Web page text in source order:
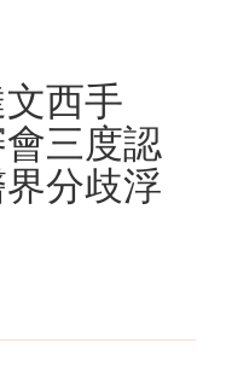
西手
三度認
分歧浮